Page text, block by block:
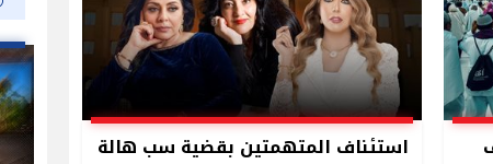
استئناف المتهمتين بقضية سب هالة